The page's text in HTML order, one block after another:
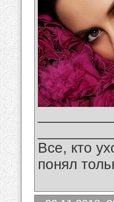
Все, кто
понял